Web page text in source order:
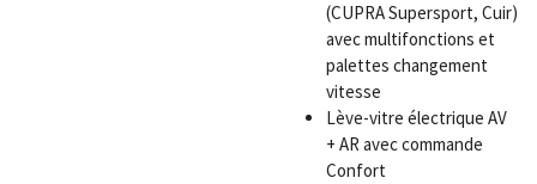
(CUPRA Supersport, Cuir)
avec multifonctions et
palettes changement
vitesse
Lève-vitre électrique AV
+ AR avec commande
Confort